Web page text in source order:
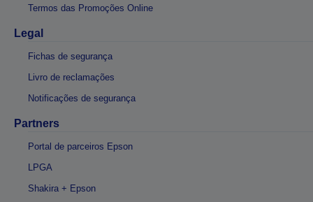
Termos das Promoções Online
Legal
Fichas de segurança
Livro de reclamações
Notificações de segurança
Partners
Portal de parceiros Epson
LPGA
Shakira + Epson